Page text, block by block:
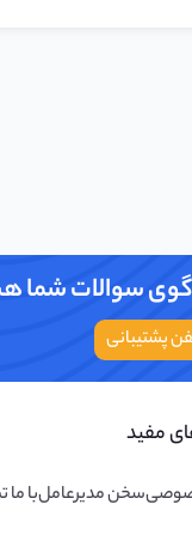
سوالات شما
پشتیبانی
مفید
سخن مدیرعاملبا